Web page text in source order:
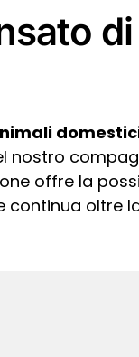
nostro
offre la
continua oltre